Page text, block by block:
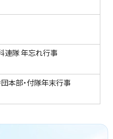
連隊 年忘れ行事
本部・付隊年末行事